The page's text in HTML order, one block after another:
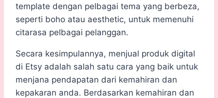
template dengan pelbagai tema yang berbeza,
seperti boho atau aesthetic, untuk memenuhi
citarasa pelbagai pelanggan.
Secara kesimpulannya, menjual produk digital
di Etsy adalah salah satu cara yang baik untuk
menjana pendapatan dari kemahiran dan
kepakaran anda. Berdasarkan kemahiran dan